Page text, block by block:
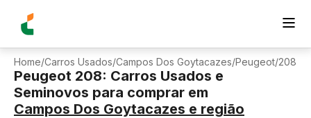
Home/Carros Usados/Campos Dos Goytacazes/Peugeot/208
Peugeot 208: Carros Usados e
Seminovos para comprar em
Campos Dos Goytacazes e região